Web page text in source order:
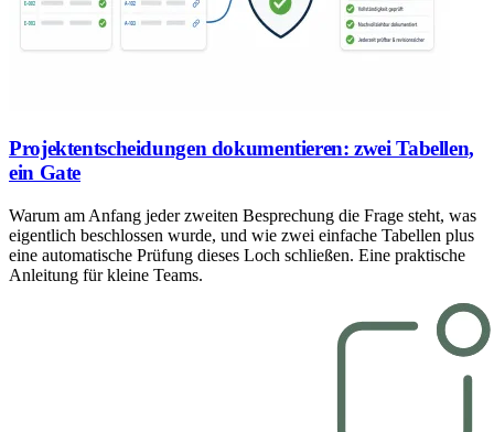
Projektentscheidungen dokumentieren: zwei Tabellen,
ein Gate
Warum am Anfang jeder zweiten Besprechung die Frage steht, was
eigentlich beschlossen wurde, und wie zwei einfache Tabellen plus
eine automatische Prüfung dieses Loch schließen. Eine praktische
Anleitung für kleine Teams.